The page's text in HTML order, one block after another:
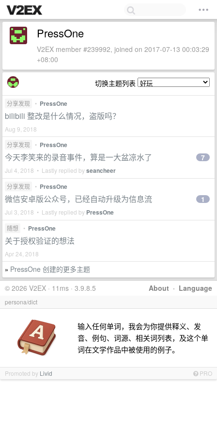
PressOne
V2EX member #239992, joined on 2017-07-13 00:03:29
+08:00
切换主题列表
分享发现 • PressOne
bilibili 整改是什么情况，盗版吗？
Aug 9, 2018
分享发现
• PressOne
今天李笑来的录音事件，算是一大盆凉水了
Jul 4, 2018 • Lastly replied byseancheer
7
分享发现 • PressOne
微信安卓版公众号，已经自动升级为信息流
Jul 3, 2018 • Lastly replied by PressOne
1
随想 • PressOne
关于授权验证的想法
Apr 24, 2018
» PressOne 创建的更多主题
About · Language
© 2026 V2EX · 11ms · 3.9.8.5
persona/dict
输入任何单词，我会为你提供释义、发
音、例句、词源、相关词列表，及这个单
词在文学作品中被使用的例子。
Promoted by Livid PRO